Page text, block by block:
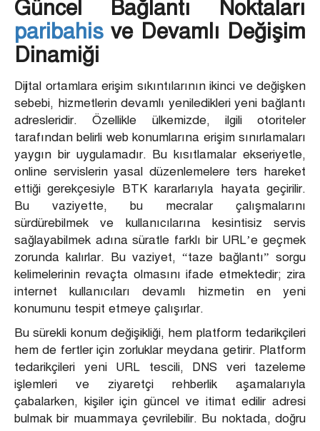
Güncel Bağlantı Noktaları
paribahis ve Devamlı Değişim
Dinamiği
Dijital ortamlara erişim sıkıntılarının ikinci ve değişken
sebebi, hizmetlerin devamlı yeniledikleri yeni bağlantı
adresleridir. Özellikle ülkemizde, ilgili otoriteler
tarafından belirli web konumlarına erişim sınırlamaları
yaygın bir uygulamadır. Bu kısıtlamalar ekseriyetle,
online servislerin yasal düzenlemelere ters hareket
ettiği gerekçesiyle BTK kararlarıyla hayata geçirilir.
Bu vaziyette, bu mecralar çalışmalarını
sürdürebilmek ve kullanıcılarına kesintisiz servis
sağlayabilmek adına süratle farklı bir URL’e geçmek
zorunda kalırlar. Bu vaziyet, “taze bağlantı” sorgu
kelimelerinin revaçta olmasını ifade etmektedir; zira
internet kullanıcıları devamlı hizmetin en yeni
konumunu tespit etmeye çalışırlar.
Bu sürekli konum değişikliği, hem platform tedarikçileri
hem de fertler için zorluklar meydana getirir. Platform
tedarikçileri yeni URL tescili, DNS veri tazeleme
işlemleri ve ziyaretçi rehberlik aşamalarıyla
çabalarken, kişiler için güncel ve itimat edilir adresi
bulmak bir muammaya çevrilebilir. Bu noktada, doğru